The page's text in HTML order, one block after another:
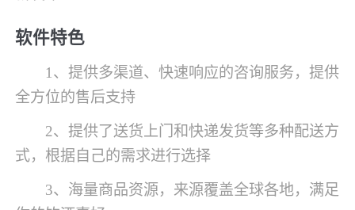
软件特色
1、提供多渠道、快速响应的咨询服务，提供
全方位的售后支持
2、提供了送货上门和快递发货等多种配送方
式，根据自己的需求进行选择
3、海量商品资源，来源覆盖全球各地，满足